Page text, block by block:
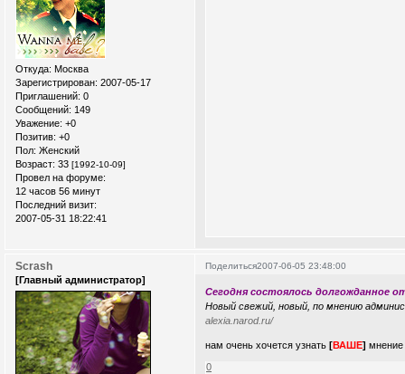
Откуда: Москва
Зарегистрирован: 2007-05-17
Приглашений: 0
Сообщений: 149
Уважение: +0
Позитив: +0
Пол: Женский
Возраст: 33 [1992-10-09]
Провел на форуме:
12 часов 56 минут
Последний визит:
2007-05-31 18:22:41
Поделиться2007-06-05 23:48:00
Scrash
[Главный администратор]
Сегодня состоялось долгожданное
Новый свежий, новый, по мнению
alexia.narod.ru/
нам очень хочется узнать[ВАШЕ] мнение
0